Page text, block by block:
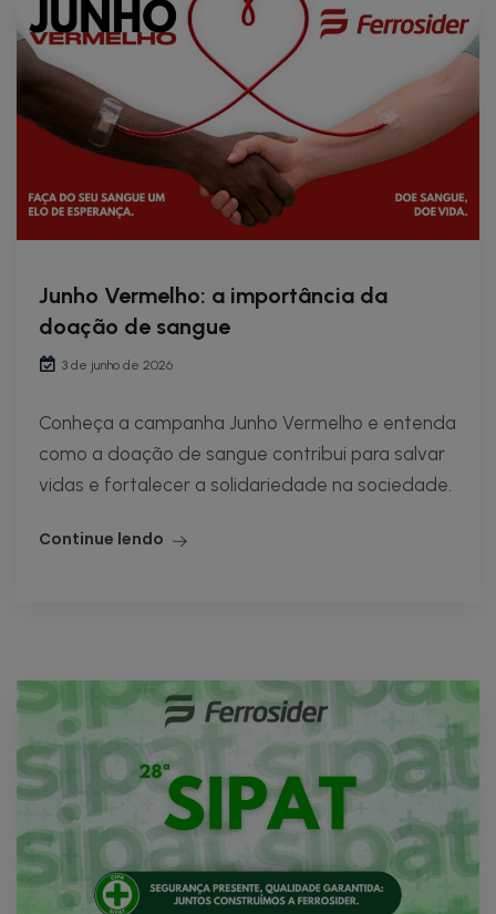
Junho Vermelho: a importância da
doação de sangue
3 de junho de 2026
Conheça a campanha Junho Vermelho e entenda
como a doação de sangue contribui para salvar
vidas e fortalecer a solidariedade na sociedade.
Continue lendo